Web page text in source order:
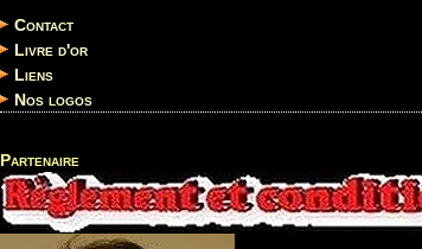
Contact
Livre d'or
Liens
Nos logos
Partenaire